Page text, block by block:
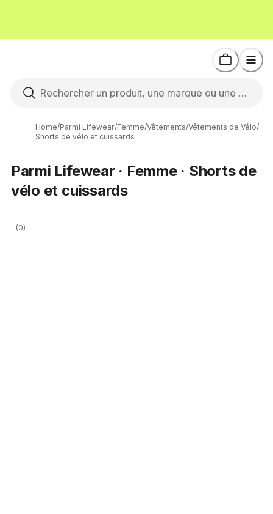
Home/Parmi Lifewear/Femme/Vêtements/Vêtements de Vélo/
Shorts de vélo et cuissards
Parmi Lifewear · Femme · Shorts de
vélo et cuissards
(0)